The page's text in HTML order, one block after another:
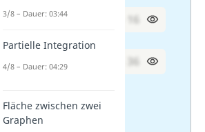
1. (x + 4) · (x – 4) = x² – 16
2. (a + 6) · (a – 6) = a² – 36
25m² – 9
3/8 – Dauer: 03:44
Partielle Integration
4/8 – Dauer: 04:29
Fläche zwischen zwei
Graphen